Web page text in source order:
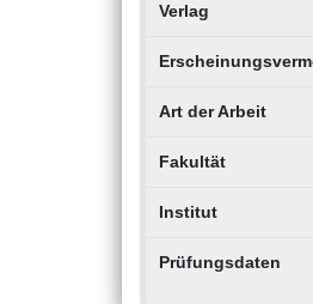
Verlag
Art der Arbeit
Fakultät
Institut
Prüfungsdaten